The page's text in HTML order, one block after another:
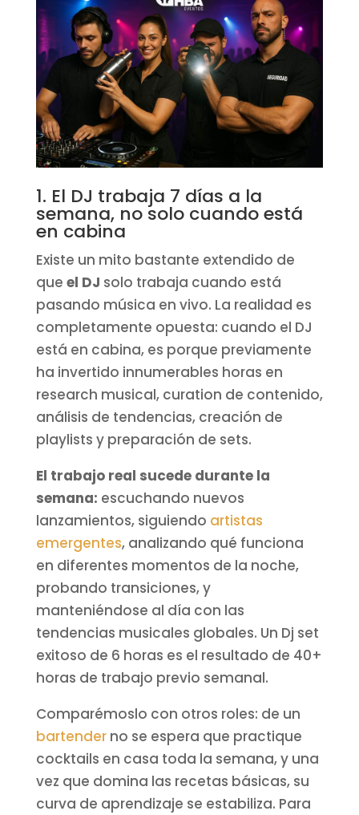
1. El DJ trabaja 7 días a la
semana, no solo cuando está
en cabina
Existe un mito bastante extendido de
que el DJ solo trabaja cuando está
pasando música en vivo. La realidad es
completamente opuesta: cuando el DJ
está en cabina, es porque previamente
ha invertido innumerables horas en
research musical, curation de contenido,
análisis de tendencias, creación de
playlists y preparación de sets.
El trabajo real sucede durante la
semana: escuchando nuevos
lanzamientos, siguiendo artistas
emergentes, analizando qué funciona
en diferentes momentos de la noche,
probando transiciones, y
manteniéndose al día con las
tendencias musicales globales. Un Dj set
exitoso de 6 horas es el resultado de 40+
horas de trabajo previo semanal.
Comparémoslo con otros roles: de un
bartenderno se espera que practique
cocktails en casa toda la semana, y una
vez que domina las recetas básicas, su
curva de aprendizaje se estabiliza. Para